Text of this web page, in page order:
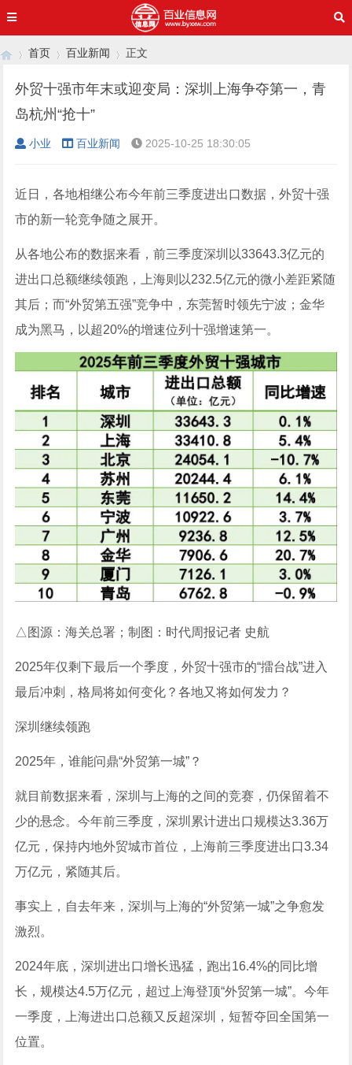
›
首页
›
百业新闻 正文
外贸十强市年末或迎变局：深圳上海争夺第一，青
岛杭州“抢十”
小业 百业新闻 2025-10-25 18:30:05
近日，各地相继公布今年前三季度进出口数据，外贸十强
市的新一轮竞争随之展开。
从各地公布的数据来看，前三季度深圳以33643.3亿元的
进出口总额继续领跑，上海则以232.5亿元的微小差距紧随
其后；而“外贸第五强”竞争中，东莞暂时领先宁波；金华
成为黑马，以超20%的增速位列十强增速第一。
△图源：海关总署；制图：时代周报记者 史航
2025年仅剩下最后一个季度，外贸十强市的“擂台战”进入
最后冲刺，格局将如何变化？各地又将如何发力？
深圳继续领跑
2025年，谁能问鼎“外贸第一城”？
就目前数据来看，深圳与上海的之间的竞赛，仍保留着不
少的悬念。今年前三季度，深圳累计进出口规模达3.36万
亿元，保持内地外贸城市首位，上海前三季度进出口3.34
万亿元，紧随其后。
事实上，自去年来，深圳与上海的“外贸第一城”之争愈发
激烈。
2024年底，深圳进出口增长迅猛，跑出16.4%的同比增
长，规模达4.5万亿元，超过上海登顶“外贸第一城”。今年
一季度，上海进出口总额又反超深圳，短暂夺回全国第一
位置。